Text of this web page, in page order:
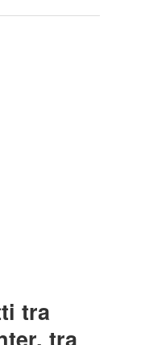
tra
tra